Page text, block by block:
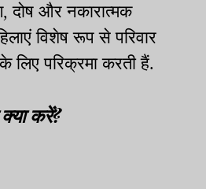
दोष और नकारात्मक
विशेष रूप से परिवार
लिए परिक्रमा करती हैं.
करें?